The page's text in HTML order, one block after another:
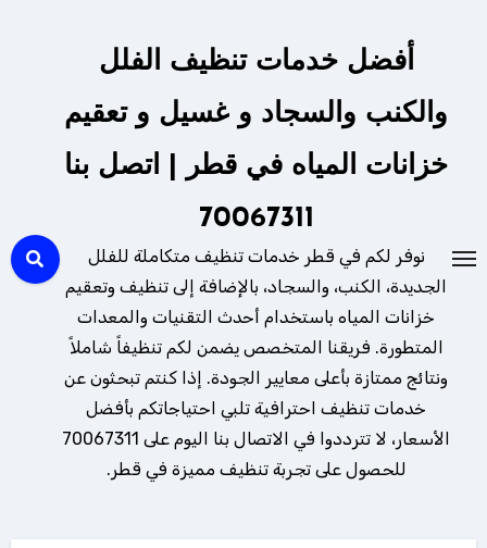
أفضل خدمات تنظيف الفلل
والكنب والسجاد و غسيل و تعقيم
خزانات المياه في قطر | اتصل بنا
70067311
نوفر لكم في قطر خدمات تنظيف متكاملة للفلل
الجديدة، الكنب، والسجاد، بالإضافة إلى تنظيف وتعقيم
خزانات المياه باستخدام أحدث التقنيات والمعدات
المتطورة. فريقنا المتخصص يضمن لكم تنظيفاً شاملاً
ونتائج ممتازة بأعلى معايير الجودة. إذا كنتم تبحثون عن
خدمات تنظيف احترافية تلبي احتياجاتكم بأفضل
الأسعار، لا تترددوا في الاتصال بنا اليوم على 70067311
للحصول على تجربة تنظيف مميزة في قطر.